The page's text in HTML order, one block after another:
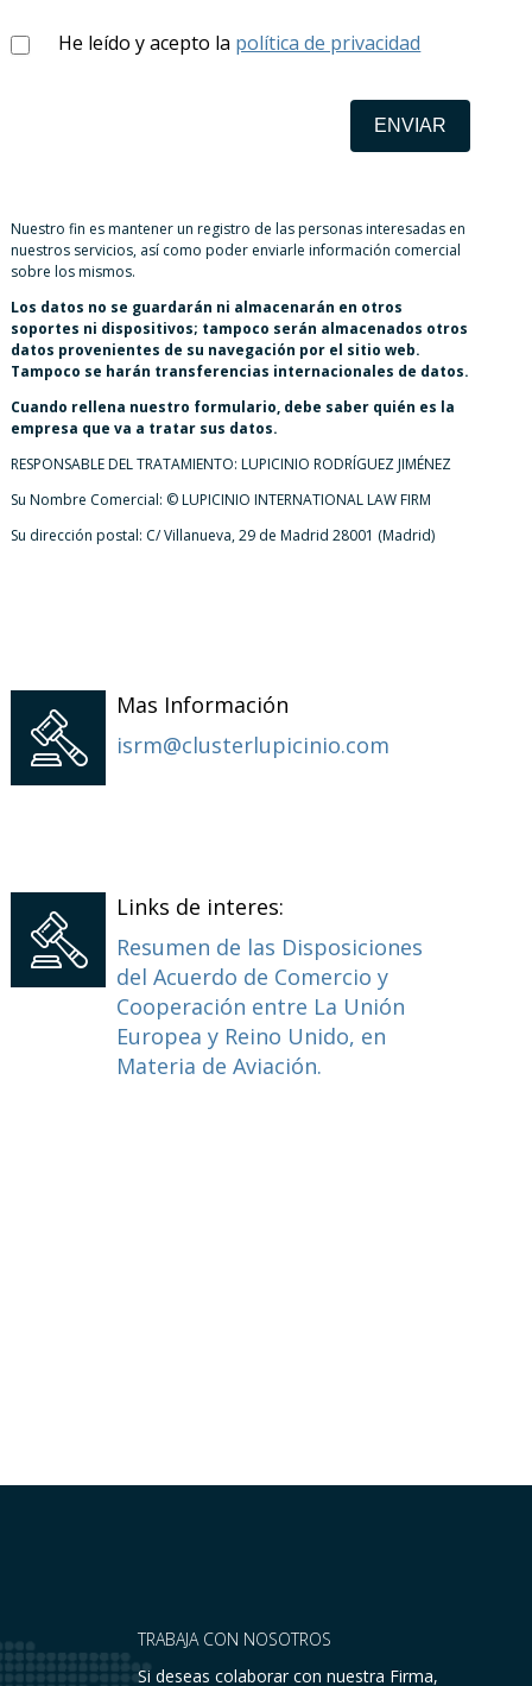
He leído y acepto la política de privacidad
Nuestro fin es mantener un registro de las personas interesadas en
nuestros servicios, así como poder enviarle información comercial
sobre los mismos.
Los datos no se guardarán ni almacenarán en otros
soportes ni dispositivos; tampoco serán almacenados otros
datos provenientes de su navegación por el sitio web.
Tampoco se harán transferencias internacionales de datos.
Cuando rellena nuestro formulario, debe saber quién es la
empresa que va a tratar sus datos.
RESPONSABLE DEL TRATAMIENTO: LUPICINIO RODRÍGUEZ JIMÉNEZ
Su Nombre Comercial: © LUPICINIO INTERNATIONAL LAW FIRM
Su dirección postal: C/ Villanueva, 29 de Madrid 28001 (Madrid)
ENVIAR
Mas Información
isrm@clusterlupicinio.com
Links de interes:
Resumen de las Disposiciones
del Acuerdo de Comercio y
Cooperación entre La Unión
Europea y Reino Unido, en
Materia de Aviación.
TRABAJA CON NOSOTROS
Si deseas colaborar con nuestra Firma,